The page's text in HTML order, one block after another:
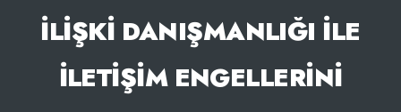
İLIŞKI DANIŞMANLIĞI İLE
İLETIŞIM ENGELLERINI